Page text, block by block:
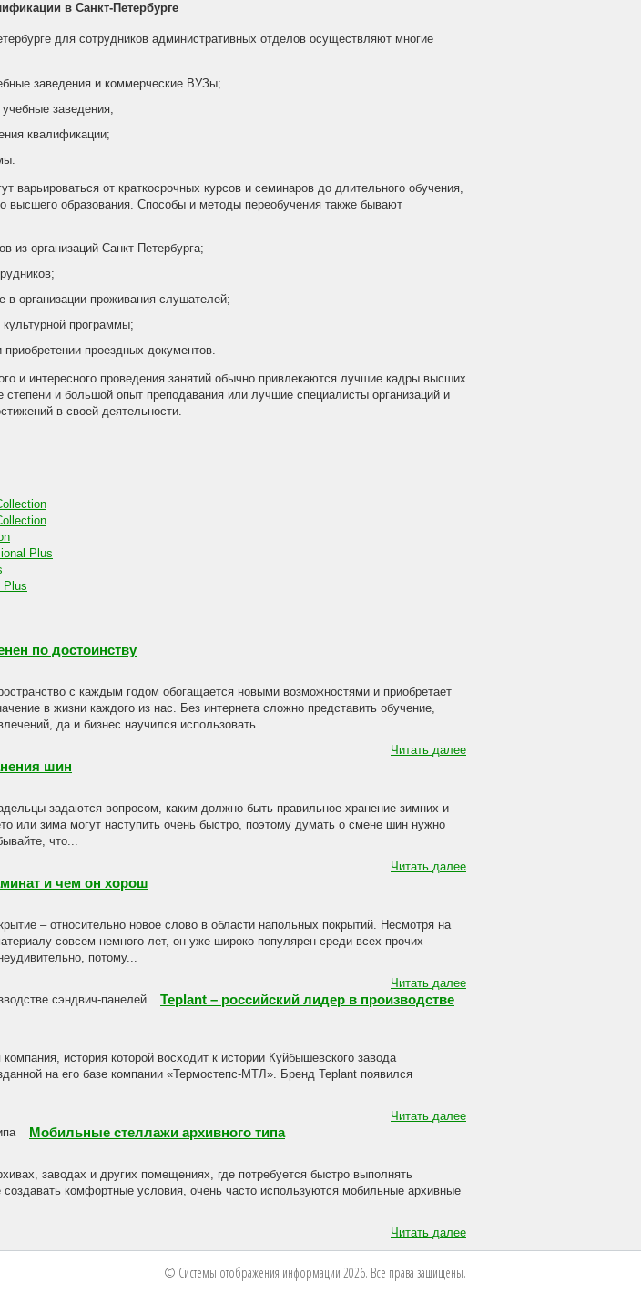
в Санкт-Петербурге
для сотрудников административных отделов осуществляют многие
заведения и коммерческие ВУЗы;
заведения;
квалификации;
варьироваться от краткосрочных курсов и семинаров до длительного обучения,
высшего образования. Способы и методы переобучения также бывают
из организаций Санкт-Петербурга;
в организации проживания слушателей;
культурной программы;
проездных документов.
и интересного проведения занятий обычно привлекаются лучшие кадры высших
и большой опыт преподавания или лучшие специалисты организаций и
в своей деятельности.
Plus
Plus
по достоинству
с каждым годом обогащается новыми возможностями и приобретает
в жизни каждого из нас. Без интернета сложно представить обучение,
да и бизнес научился использовать...
Читать далее
шин
задаются вопросом, каким должно быть правильное хранение зимних и
или зима могут наступить очень быстро, поэтому думать о смене шин нужно
что...
Читать далее
и чем он хорош
– относительно новое слово в области напольных покрытий. Несмотря на
совсем немного лет, он уже широко популярен среди всех прочих
потому...
Читать далее
Teplant – российский лидер в производстве
история которой восходит к истории Куйбышевского завода
на его базе компании «Термостепс-МТЛ». Бренд Teplant появился
Читать далее
Мобильные стеллажи архивного типа
заводах и других помещениях, где потребуется быстро выполнять
комфортные условия, очень часто используются мобильные архивные
Читать далее
© Системы отображения информации 2026. Все права защищены.